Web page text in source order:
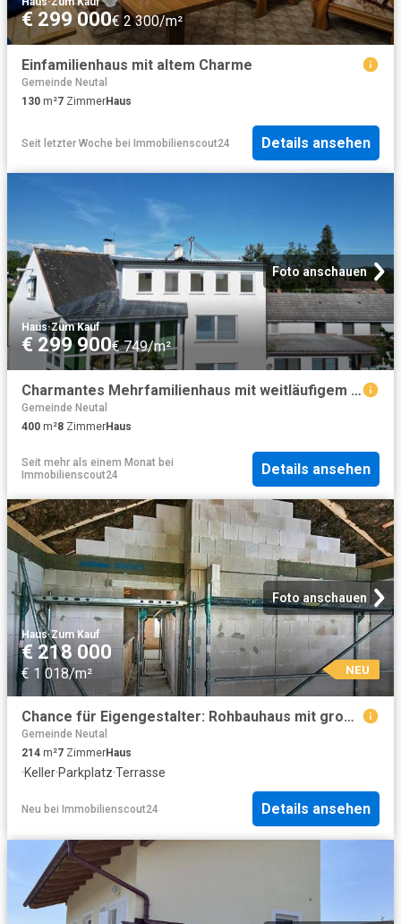
€ 299 000€ 2 300/m²
Einfamilienhaus mit altem Charme
Gemeinde Neutal
130 m²7 ZimmerHaus
Seit letzter Woche bei Immobilienscout24 Details ansehen
Foto anschauen
Haus·Zum Kauf
€ 299 900€ 749/m²
Charmantes Mehrfamilienhaus mit weitläufigem Naturgarten und vielseitigen Nutzungsmöglichkeiten!
Gemeinde Neutal
400 m²8 ZimmerHaus
Seit mehr als einem Monat bei
Immobilienscout24
Details ansehen
Foto anschauen
Haus·Zum Kauf
€ 218 000
€ 1 018/m² NEU
Chance für Eigengestalter: Rohbauhaus mit großzügigem Grundriss
Gemeinde Neutal
214 m²7 ZimmerHaus
·Keller·Parkplatz·Terrasse
Neu bei Immobilienscout24 Details ansehen